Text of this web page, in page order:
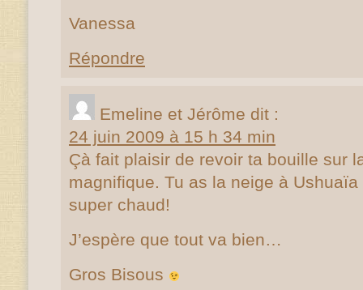
Vanessa
Répondre
Emeline et Jérôme dit :
24 juin 2009 à 15 h 34 min
Çà fait plaisir de revoir ta bouille sur
magnifique. Tu as la neige à
super chaud!
J’espère que tout va bien…
Gros Bisous